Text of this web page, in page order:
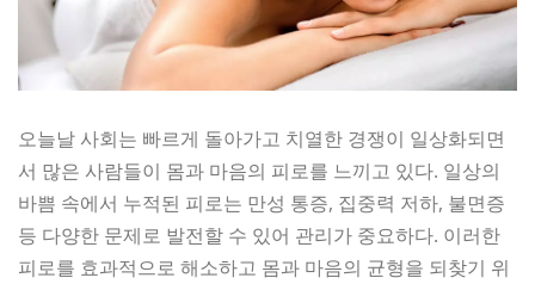
오늘날 사회는 빠르게 돌아가고 치열한 경쟁이 일상화되면
서 많은 사람들이 몸과 마음의 피로를 느끼고 있다. 일상의
바쁨 속에서 누적된 피로는 만성 통증, 집중력 저하, 불면증
등 다양한 문제로 발전할 수 있어 관리가 중요하다. 이러한
피로를 효과적으로 해소하고 몸과 마음의 균형을 되찾기 위